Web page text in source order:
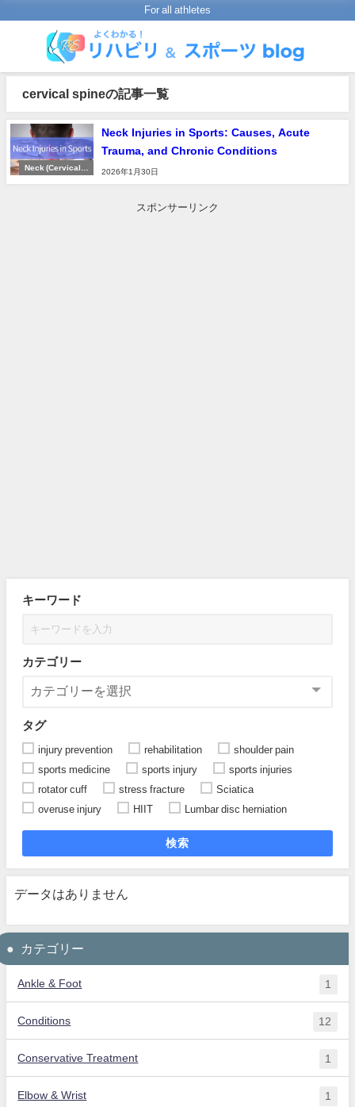
For all athletes
cervical spineの記事一覧
Neck (Cervical S
Neck Injuries in Sports: Causes, Acute
Trauma, and Chronic Conditions
2026年1月30日
スポンサーリンク
キーワード
カテゴリー
タグ
injury prevention rehabilitation
shoulder pain
sports medicine
sports injury
sports injuries
rotator cuff
stress fracture
Sciatica
overuse injury
HIIT Lumbar disc herniation
検索
データはありません
カテゴリー
Ankle & Foot 1
Conditions 12
Conservative Treatment 1
Elbow & Wrist 1